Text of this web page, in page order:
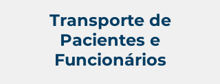
Transporte de
Pacientes e
Funcionários